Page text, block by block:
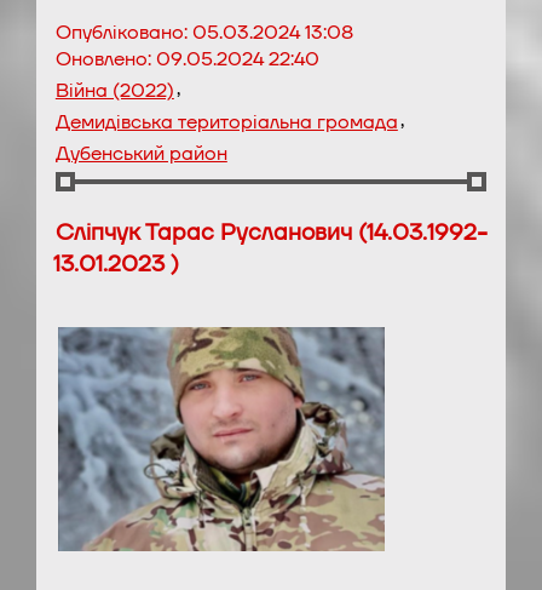
Опубліковано:05.03.2024 13:08
Оновлено:09.05.2024 22:40
Війна (2022),
Демидівська територіальна громада,
Дубенський район
Сліпчук Тарас Русланович (14.03.1992-
13.01.2023 )